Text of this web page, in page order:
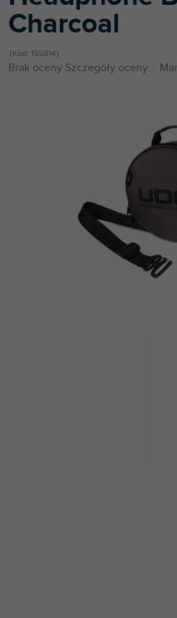
Charcoal
Kod: 155814
Średnia
Brak oceny Szczegóły oceny